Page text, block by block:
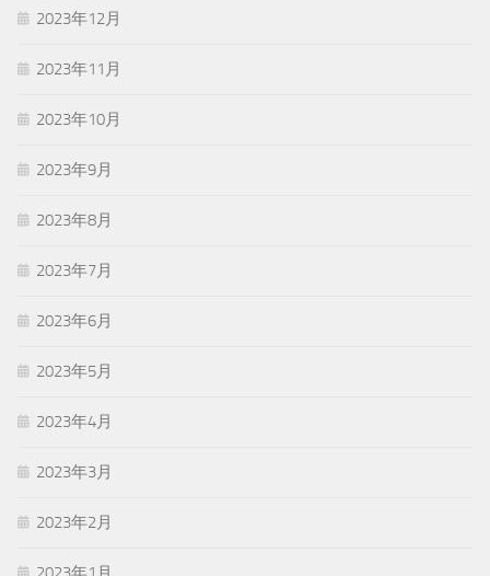
2023年12月
2023年11月
2023年10月
2023年9月
2023年8月
2023年7月
2023年6月
2023年5月
2023年4月
2023年3月
2023年2月